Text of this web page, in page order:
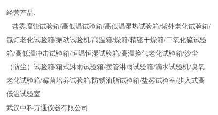
经营产品:
盐雾腐蚀试验箱/高低温试验箱/高低温湿热试验箱/紫外老化试验箱/
氙灯老化试验箱/振动试验机/高温箱/燥箱/精密干燥箱/二氧化硫试验
箱/高低温冲击试验箱/恒温恒湿试验箱/高温换气老化试验箱/沙尘
（ 防尘 ）试验箱/箱式淋雨试验箱/摆管淋雨试验箱/滴水试验机/臭氧
老化试验箱/霉菌培养试验箱/防锈油脂试验箱/盐雾试验室/步入式高
低温试验室
武汉中科万通仪器有限公司